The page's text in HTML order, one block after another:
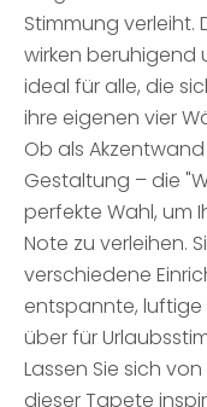
Stimmung verleiht.
wirken beruhigend
ideal für alle, die
ihre eigenen vier
Ob als
Gestaltung – die
perfekte Wahl, um
Note zu verleihen.
verschiedene
entspannte,
über für
Lassen Sie sich
dieser Tapete